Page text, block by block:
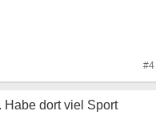
#4
Habe dort viel Sport